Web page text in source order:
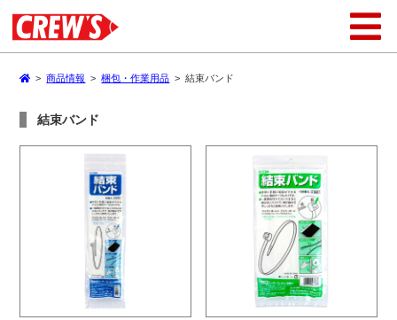
>商品情報 >梱包・作業用品 >結束バンド
結束バンド